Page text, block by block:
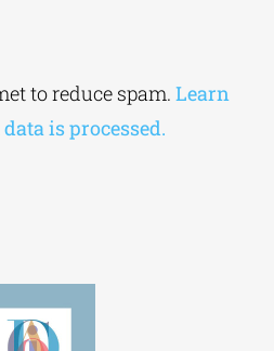
to reduce spam. Learn
is processed.